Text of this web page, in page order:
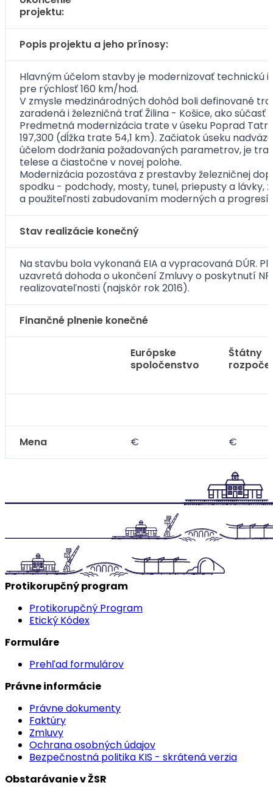
projektu:
Popis projektu a jeho prínosy:
Hlavným účelom stavby je modernizovať
pre rýchlosť 160 km/hod.
V zmysle medzinárodných dohôd boli definované
zaradená i železničná trať Žilina - Košice, ako súčasť
Predmetná modernizácia trate v úseku Poprad
197,300 (dĺžka trate 54,1 km). Začiatok úseku
účelom dodržania požadovaných parametrov, je
telese a čiastočne v novej polohe.
Modernizácia pozostáva z prestavby železničnej
spodku - podchody, mosty, tunel, priepusty a lávky,
a použiteľnosti zabudovaním moderných a
Stav realizácie konečný
Na stavbu bola vykonaná EIA a vypracovaná DÚR.
uzavretá dohoda o ukončení Zmluvy o poskytnutí
realizovateľnosti (najskôr rok 2016).
Finančné plnenie konečné
Európske
spoločenstvo
Štátny
Mena € €
Protikorupčný program
Protikorupčný Program
Etický Kódex
Formuláre
Prehľad formulárov
Právne informácie
Právne dokumenty
Faktúry
Zmluvy
Ochrana osobných údajov
Bezpečnostná politika KIS - skrátená verzia
Obstarávanie v ŽSR